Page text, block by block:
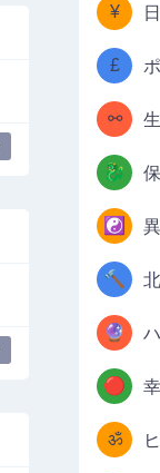
¥
£
⚯
🐉
☯️
🔨
🔮
🔴
ॐ